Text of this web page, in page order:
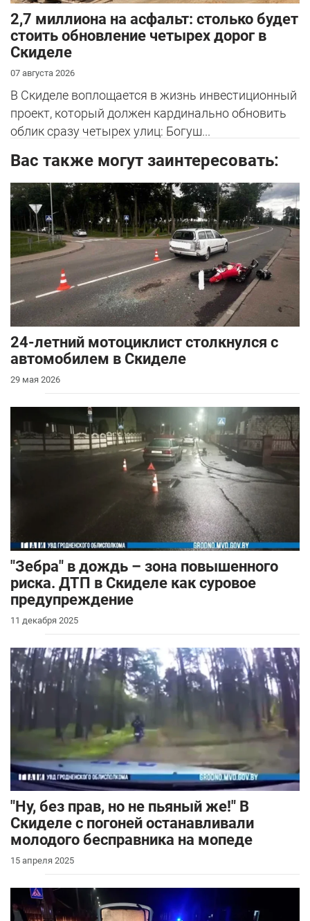
2,7 миллиона на асфальт: столько будет
стоить обновление четырех дорог в
Скиделе
07 августа 2026
В Скиделе воплощается в жизнь инвестиционный
проект, который должен кардинально обновить
облик сразу четырех улиц: Богуш...
Вас также могут заинтересовать:
24-летний мотоциклист столкнулся с
автомобилем в Скиделе
29 мая 2026
"Зебра" в дождь – зона повышенного
риска. ДТП в Скиделе как суровое
предупреждение
11 декабря 2025
"Ну, без прав, но не пьяный же!" В
Скиделе с погоней останавливали
молодого бесправника на мопеде
15 апреля 2025